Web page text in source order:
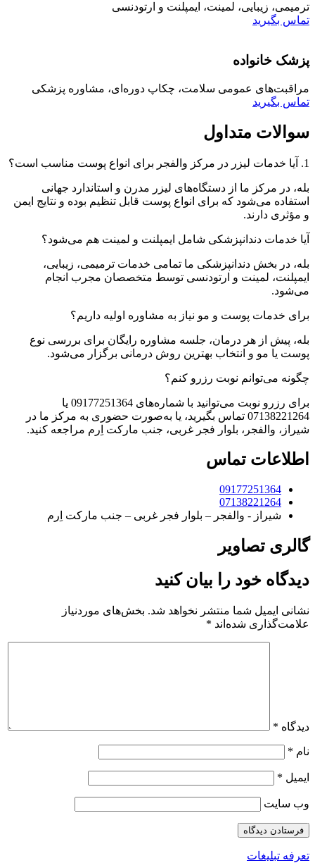
ترمیمی، زیبایی، لمینت، ایمپلنت و ارتودنسی
تماس بگیرید
پزشک خانواده
مراقبت‌های عمومی سلامت، چکاپ دوره‌ای، مشاوره پزشکی
تماس بگیرید
سوالات متداول
1. آیا خدمات لیزر در مرکز والفجر برای انواع پوست مناسب است؟
بله، در مرکز ما از دستگاه‌های لیزر مدرن و استاندارد جهانی
استفاده می‌شود که برای انواع پوست قابل تنظیم بوده و نتایج ایمن
و مؤثری دارند.
آیا خدمات دندانپزشکی شامل ایمپلنت و لمینت هم می‌شود؟
بله، در بخش دندانپزشکی ما تمامی خدمات ترمیمی، زیبایی،
ایمپلنت، لمینت و ارتودنسی توسط متخصصان مجرب انجام
می‌شود.
برای خدمات پوست و مو نیاز به مشاوره اولیه داریم؟
بله، پیش از هر درمان، جلسه مشاوره رایگان برای بررسی نوع
پوست یا مو و انتخاب بهترین روش درمانی برگزار می‌شود.
چگونه می‌توانم نوبت رزرو کنم؟
برای رزرو نوبت می‌توانید با شماره‌های 09177251364 یا
07138221264 تماس بگیرید، یا به‌صورت حضوری به مرکز ما در
شیراز، والفجر، بلوار فجر غربی، جنب مارکت اِرم مراجعه کنید.
اطلاعات تماس
09177251364
07138221264
شیراز - والفجر – بلوار فجر غربی – جنب مارکت اِرم
گالری تصاویر
دیدگاه خود را بیان کنید
نشانی ایمیل شما منتشر نخواهد شد. بخش‌های موردنیاز
علامت‌گذاری شده‌اند *
دیدگاه *
نام *
ایمیل *
وب‌ سایت
تعرفه تبلیغات